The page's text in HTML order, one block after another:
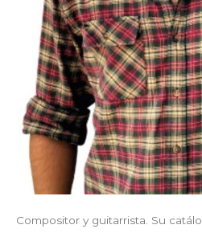
Compositor y guitarrista. Su